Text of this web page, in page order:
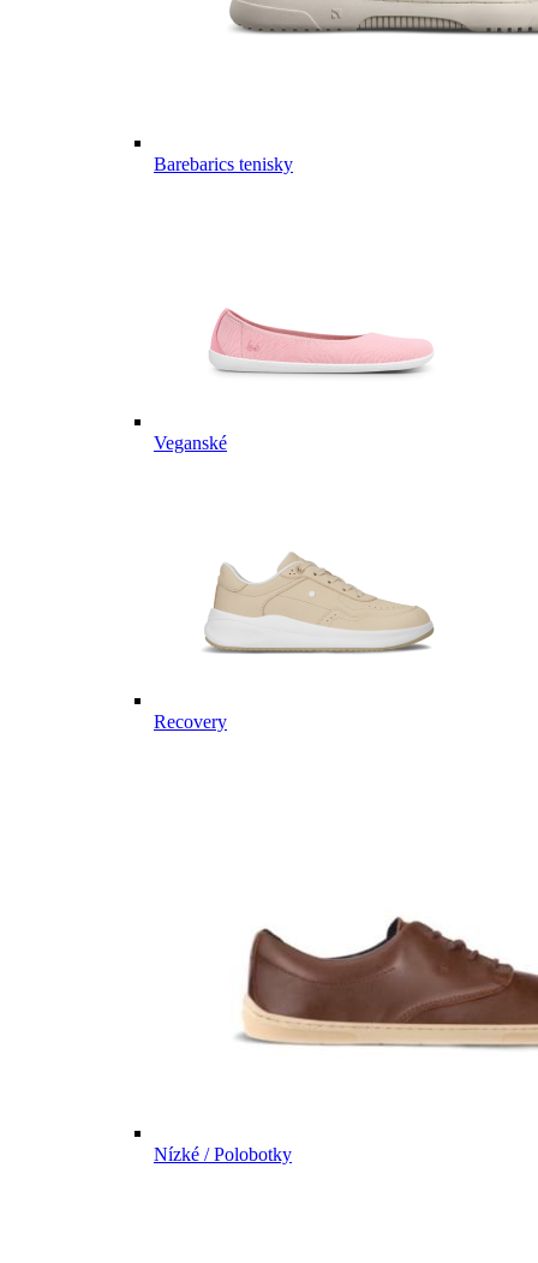
Barebarics tenisky
Veganské
Recovery
Nízké / Polobotky